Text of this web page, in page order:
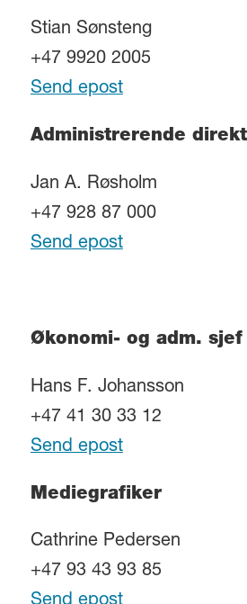
Stian Sønsteng
+47 9920 2005
Send epost
Administrerende
Jan A. Røsholm
+47 928 87 000
Send epost
Økonomi- og adm. sjef
Hans F. Johansson
+47 41 30 33 12
Send epost
Mediegrafiker
Cathrine Pedersen
+47 93 43 93 85